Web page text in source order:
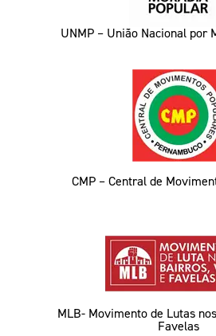
UNMP – União Nacional por
CMP – Central de
MLB- Movimento de Lutas
Favelas